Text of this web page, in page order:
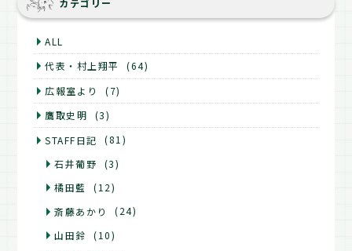
カテゴリー
ALL
代表・村上翔平
(64)
広報室より
(7)
鷹取史明
(3)
STAFF日記
(81)
石井葡野
(3)
橘田藍
(12)
斎藤あかり
(24)
山田鈴
(10)